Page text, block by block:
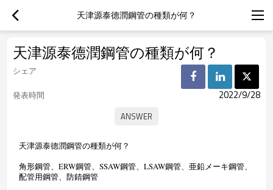
天津源泰德潤鋼管の種類が何？
天津源泰德潤鋼管の種類が何？
シェア
発表時間
2022/9/28
天津源泰德潤鋼管の種類が何？
角形鋼管、ERW鋼管、SSAW鋼管、LSAW鋼管、亜鉛メーキ鋼管、
配管用鋼管、防錆鋼管